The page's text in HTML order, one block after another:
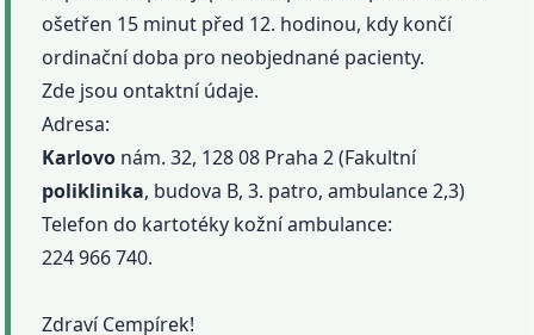
ošetřen 15 minut před 12. hodinou, kdy končí
ordinační doba pro neobjednané pacienty.
Zde jsou ontaktní údaje.
Adresa:
Karlovo nám. 32, 128 08 Praha 2 (Fakultní
poliklinika, budova B, 3. patro, ambulance 2,3)
Telefon do kartotéky kožní ambulance:
224 966 740.
Zdraví Cempírek!